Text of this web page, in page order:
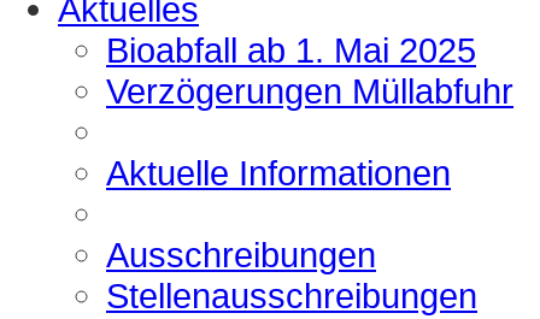
Aktuelles
Bioabfall ab 1. Mai 2025
Verzögerungen Müllabfuhr
Aktuelle Informationen
Ausschreibungen
Stellenausschreibungen